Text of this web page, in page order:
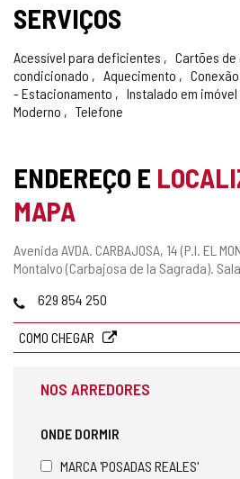
SERVIÇOS
Acessível para deficientes Cartões
condicionado
Aquecimento
- Estacionamento
Instalado em
Moderno
Telefone
ENDEREÇO E
MAPA
Endereço
postal
Avenida AVDA. CARBAJOSA, 14 (P.I. EL
Montalvo (Carbajosa de la Sagrada).
Telefones
629 854 250
COMO CHEGAR
NOS ARREDORES
ONDE DORMIR
MARCA 'POSADAS REALES'